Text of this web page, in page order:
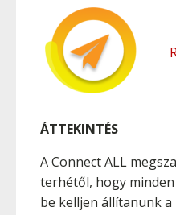
ÁTTEKINTÉS
A Connect ALL
terhétől, hogy
be kelljen állítanunk